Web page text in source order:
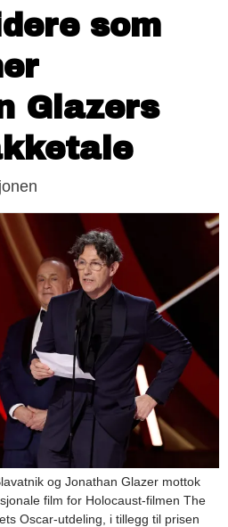
som
Glazers
og Jonathan Glazer mottok
film for Holocaust-filmen The
Oscar-utdeling, i tillegg til prisen